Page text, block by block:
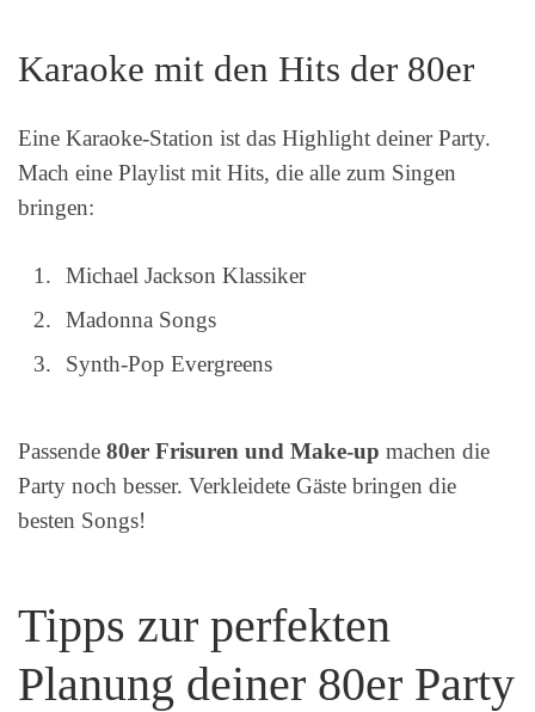
Karaoke mit den Hits der 80er
Eine Karaoke-Station ist das Highlight deiner Party.
Mach eine Playlist mit Hits, die alle zum Singen
bringen:
Michael Jackson Klassiker
Madonna Songs
Synth-Pop Evergreens
Passende 80er Frisuren und Make-up machen die
Party noch besser. Verkleidete Gäste bringen die
besten Songs!
Tipps zur perfekten
Planung deiner 80er Party